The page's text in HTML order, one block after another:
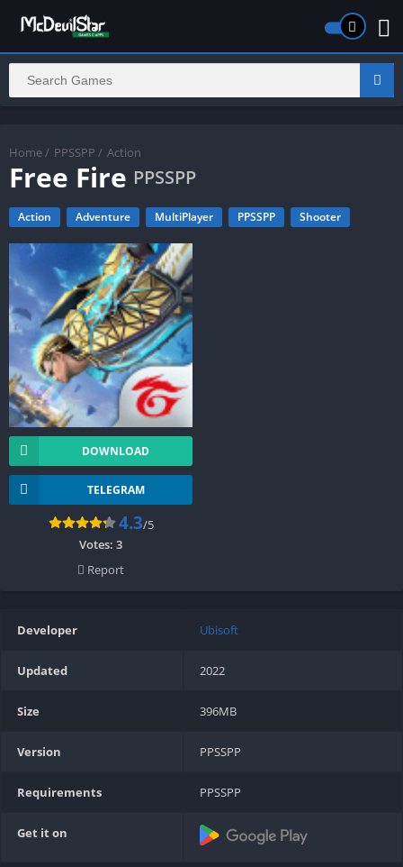
Home / PPSSPP / Action
Free Fire PPSSPP
Action Adventure MultiPlayer PPSSPP Shooter
DOWNLOAD
TELEGRAM
4.3/5
Votes: 3
Report
Developer Ubisoft
Updated 2022
Size 396MB
Version PPSSPP
Requirements PPSSPP
Get it on